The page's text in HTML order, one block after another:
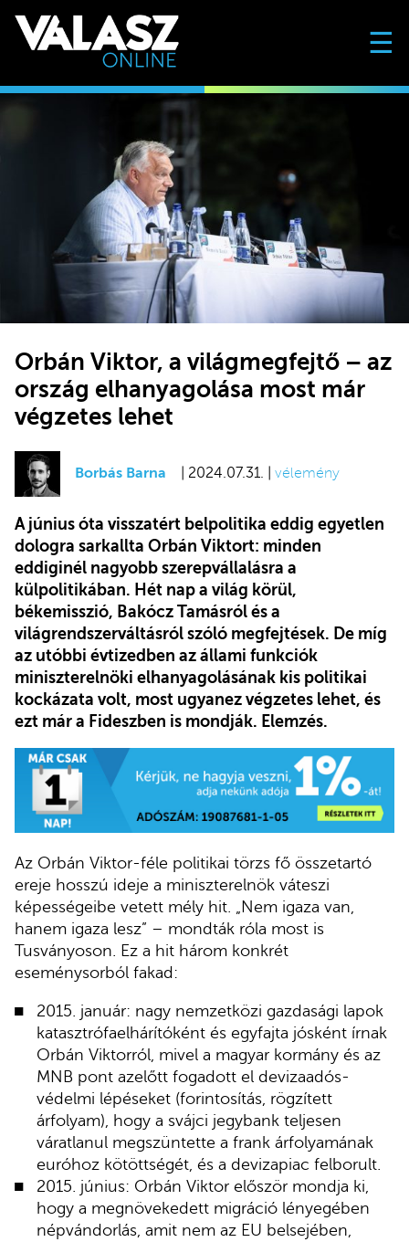
☰
Orbán Viktor, a világmegfejtő – az
ország elhanyagolása most már
végzetes lehet
Borbás Barna | 2024.07.31. | vélemény
A június óta visszatért belpolitika eddig egyetlen
dologra sarkallta Orbán Viktort: minden
eddiginél nagyobb szerepvállalásra a
külpolitikában. Hét nap a világ körül,
békemisszió, Bakócz Tamásról és a
világrendszerváltásról szóló megfejtések. De míg
az utóbbi évtizedben az állami funkciók
miniszterelnöki elhanyagolásának kis politikai
kockázata volt, most ugyanez végzetes lehet, és
ezt már a Fideszben is mondják. Elemzés.
Az Orbán Viktor-féle politikai törzs fő összetartó
ereje hosszú ideje a miniszterelnök váteszi
képességeibe vetett mély hit. „Nem igaza van,
hanem igaza lesz” – mondták róla most is
Tusványoson. Ez a hit három konkrét
eseménysorból fakad:
2015. január: nagy nemzetközi gazdasági lapok
katasztrófaelhárítóként és egyfajta jósként írnak
Orbán Viktorról, mivel a magyar kormány és az
MNB pont azelőtt fogadott el devizaadós-
védelmi lépéseket (forintosítás, rögzített
árfolyam), hogy a svájci jegybank teljesen
váratlanul megszüntette a frank árfolyamának
euróhoz kötöttségét, és a devizapiac felborult.
2015. június: Orbán Viktor először mondja ki,
hogy a megnövekedett migráció lényegében
népvándorlás, amit nem az EU belsejében,